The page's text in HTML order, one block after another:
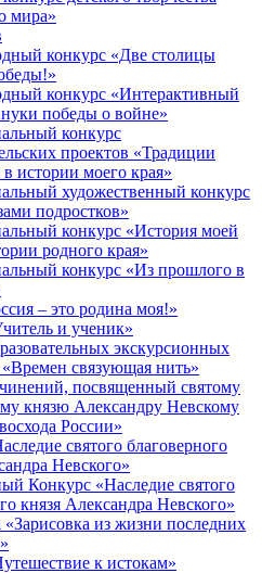
мира»
конкурс «Две столицы
конкурс «Интерактивный
победы о войне»
конкурс
проектов «Традиции
истории моего края»
художественный конкурс
подростков»
конкурс «История моей
родного края»
конкурс «Из прошлого в
– это родина моя!»
и ученик»
экскурсионных
связующая нить»
посвященный святому
князю Александру Невскому
России»
святого благоверного
Невского»
Конкурс «Наследие святого
князя Александра Невского»
из жизни последних
к истокам»